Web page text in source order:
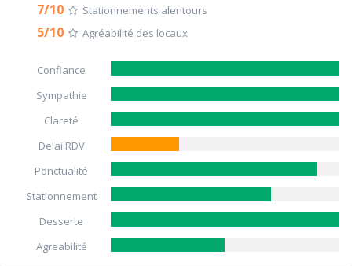
7/10 Stationnements alentours
5/10 Agréabilité des locaux
Confiance
Sympathie
Clareté
Delai RDV
Ponctualité
Stationnement
Desserte
Agreabilité